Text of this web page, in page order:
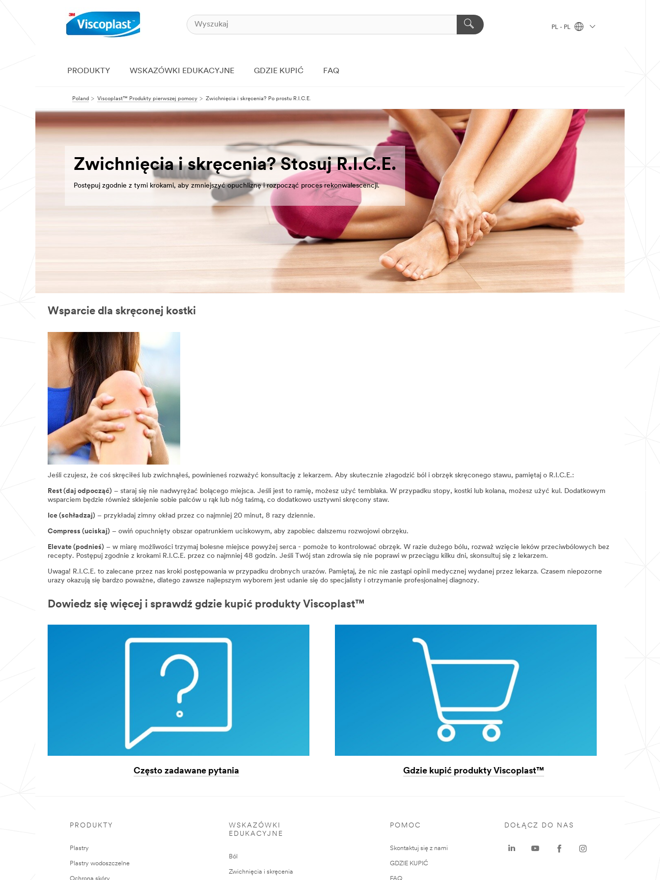
PL - PL
PRODUKTY WSKAZÓWKI EDUKACYJNE GDZIE KUPIĆ FAQ
Poland Viscoplast™ Produkty pierwszej pomocy Zwichnięcia i skręcenia? Po prostu R.I.C.E.
Zwichnięcia i skręcenia? Stosuj R.I.C.E.
Postępuj zgodnie z tymi krokami, aby zmniejszyć opuchliznę i rozpocząć proces rekonwalescencji.
Wsparcie dla skręconej kostki
Jeśli czujesz, że coś skręciłeś lub zwichnąłeś, powinieneś rozważyć konsultację z lekarzem. Aby skutecznie złagodzić ból i obrzęk skręconego stawu, pamiętaj o R.I.C.E.:
Rest (daj odpocząć) – staraj się nie nadwyrężać bolącego miejsca. Jeśli jest to ramię, możesz użyć temblaka. W przypadku stopy, kostki lub kolana, możesz użyć kul. Dodatkowym
wsparciem będzie również sklejenie sobie palców u rąk lub nóg taśmą, co dodatkowo usztywni skręcony staw.
Ice (schładzaj) – przykładaj zimny okład przez co najmniej 20 minut, 8 razy dziennie.
Compress (uciskaj) – owiń opuchnięty obszar opatrunkiem uciskowym, aby zapobiec dalszemu rozwojowi obrzęku.
Elevate (podnieś) – w miarę możliwości trzymaj bolesne miejsce powyżej serca - pomoże to kontrolować obrzęk. W razie dużego bólu, rozważ wzięcie leków przeciwbólowych bez
recepty. Postępuj zgodnie z krokami R.I.C.E. przez co najmniej 48 godzin. Jeśli Twój stan zdrowia się nie poprawi w przeciągu kilku dni, skonsultuj się z lekarzem.
Uwaga! R.I.C.E. to zalecane przez nas kroki postępowania w przypadku drobnych urazów. Pamiętaj, że nic nie zastąpi opinii medycznej wydanej przez lekarza. Czasem niepozorne
urazy okazują się bardzo poważne, dlatego zawsze najlepszym wyborem jest udanie się do specjalisty i otrzymanie profesjonalnej diagnozy.
Dowiedz się więcej i sprawdź gdzie kupić produkty Viscoplast™
Często zadawane pytania Gdzie kupić produkty Viscoplast™
PRODUKTY
Plastry
Plastry wodoszczelne
WSKAZÓWKI
EDUKACYJNE
Ból
Zwichnięcia i skręcenia
POMOC
Skontaktuj się z nami
GDZIE KUPIĆ
DOŁĄCZ DO NAS